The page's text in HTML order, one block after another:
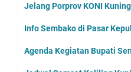
Jelang Porprov KONI
Info Sembako di Pasar
Agenda Kegiatan Bupati